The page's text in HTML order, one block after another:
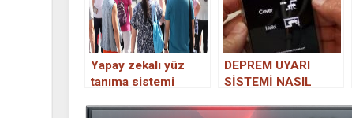
Yapay zekalı yüz
tanıma sistemi
DEPREM UYARI
SİSTEMİ NASIL